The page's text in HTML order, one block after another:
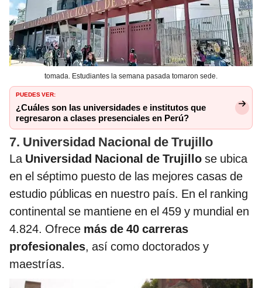
tomada. Estudiantes la semana pasada tomaron sede.
PUEDES VER:
¿Cuáles son las universidades e institutos que
regresaron a clases presenciales en Perú?
7. Universidad Nacional de Trujillo
La Universidad Nacional de Trujillo se ubica
en el séptimo puesto de las mejores casas de
estudio públicas en nuestro país. En el ranking
continental se mantiene en el 459 y mundial en
4.824. Ofrece más de 40 carreras
profesionales, así como doctorados y
maestrías.